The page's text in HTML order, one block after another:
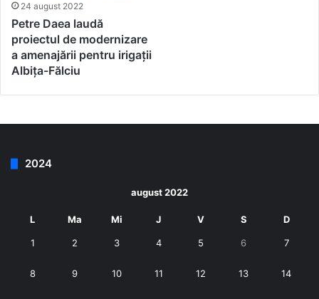
24 august 2022
Petre Daea laudă
proiectul de modernizare
a amenajării pentru irigații
Albița-Fălciu
2024
august 2022
L Ma Mi J V S D
1 2 3 4 5 6 7
8 9 10 11 12 13 14